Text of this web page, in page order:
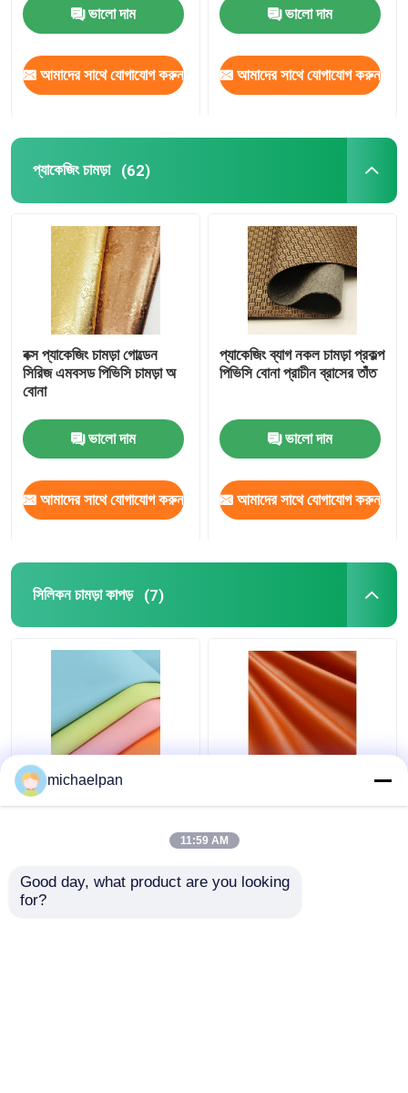
ভালো দাম
আমাদের সাথে যোগাযোগ করুন
ভালো দাম
আমাদের সাথে যোগাযোগ করুন
প্যাকেজিং চামড়া (62)
বক্স প্যাকেজিং চামড়া গোল্ডেন
সিরিজ এমবসড পিভিসি চামড়া অ
বোনা
ভালো দাম
আমাদের সাথে যোগাযোগ করুন
প্যাকেজিং ব্যাগ নকল চামড়া প্রকল্প
পিভিসি বোনা প্রাচীন ব্রাসের তাঁত
ভালো দাম
আমাদের সাথে যোগাযোগ করুন
সিলিকন চামড়া কাপড় (7)
নরম সিলিকন চামড়া ফ্যাব্রিক
দ্রাবক মুক্ত স্ক্র্যাচ প্রতিরোধী
michaelpan
11:59 AM
Good day, what product are you looking
for?